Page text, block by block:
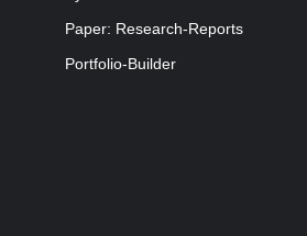
Paper: Research-Reports
Portfolio-Builder